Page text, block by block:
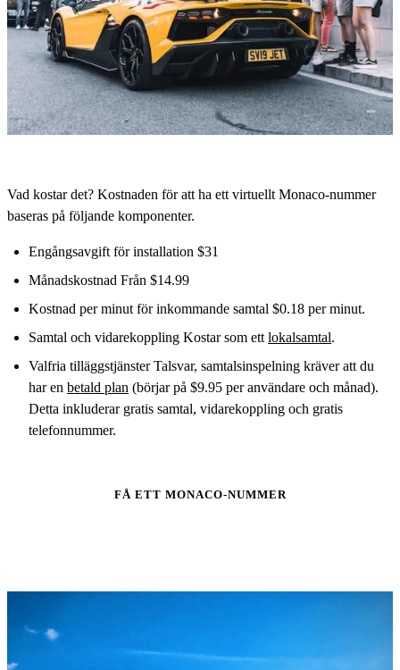
Vad kostar det? Kostnaden för att ha ett virtuellt Monaco-nummer
baseras på följande komponenter.
Engångsavgift för installation $31
Månadskostnad Från $14.99
Kostnad per minut för inkommande samtal $0.18 per minut.
Samtal och vidarekoppling Kostar som ett lokalsamtal.
Valfria tilläggstjänster Talsvar, samtalsinspelning kräver att du
har en betald plan (börjar på $9.95 per användare och månad).
Detta inkluderar gratis samtal, vidarekoppling och gratis
telefonnummer.
FÅ ETT MONACO-NUMMER